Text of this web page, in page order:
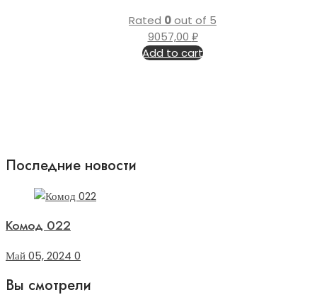
Rated 0out of 5
9057,00 ₽
Add to cart
Последние новости
Комод 022
Май 05, 2024 0
Вы смотрели